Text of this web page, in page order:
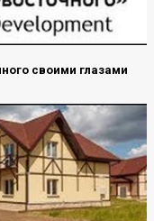
своими глазами